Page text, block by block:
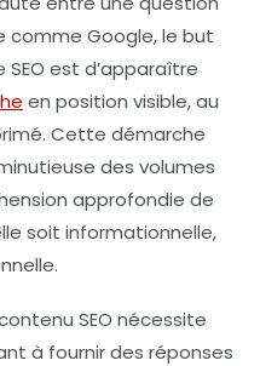
comme Google, le but
est d’apparaître
en position visible, au
Cette démarche
des volumes
approfondie de
soit informationnelle,
SEO nécessite
à fournir des réponses